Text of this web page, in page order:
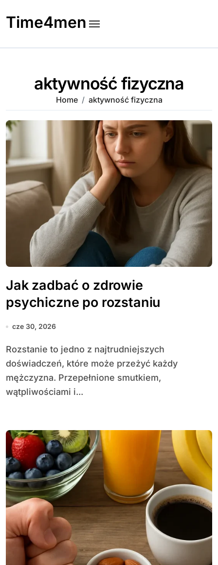
to
content
Time4men
aktywność fizyczna
Home aktywność fizyczna
Jak zadbać o zdrowie
psychiczne po rozstaniu
cze 30, 2026
Rozstanie to jedno z najtrudniejszych
doświadczeń, które może przeżyć każdy
mężczyzna. Przepełnione smutkiem,
wątpliwościami i...